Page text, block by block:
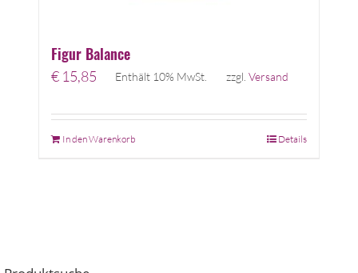
Figur Balance
€ 15,85 Enthält 10% MwSt. zzgl. Versand
In den Warenkorb Details